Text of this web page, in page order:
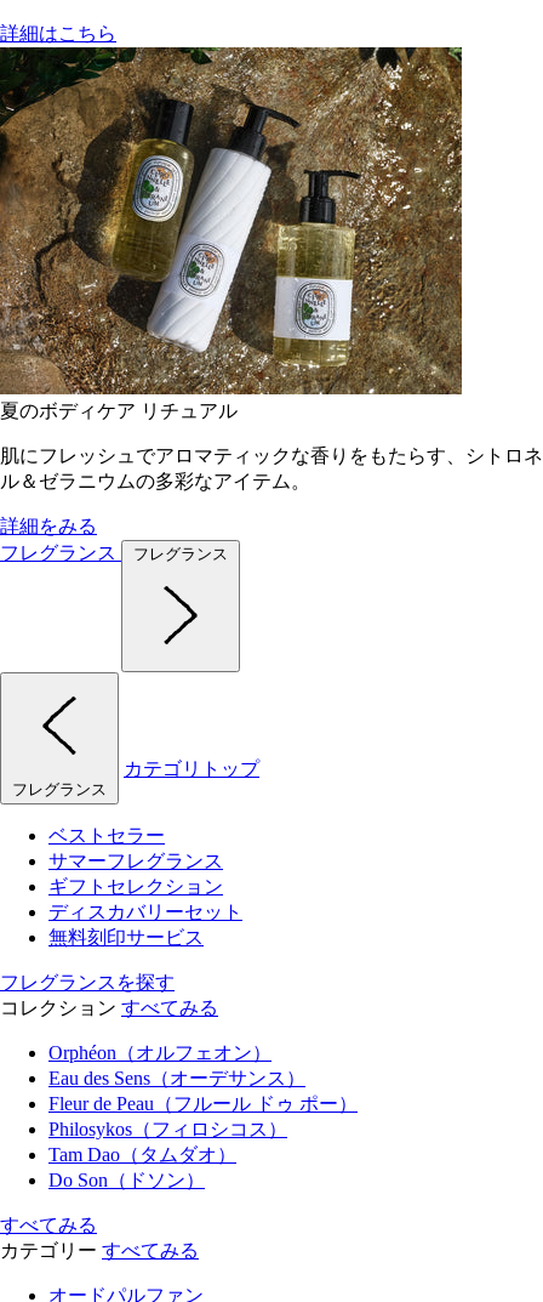
詳細はこちら
夏のボディケア リチュアル
肌にフレッシュでアロマティックな香りをもたらす、シトロネ
ル＆ゼラニウムの多彩なアイテム。
詳細をみる
フレグランス
フレグランス
フレグランス
カテゴリトップ
ベストセラー
サマーフレグランス
ギフトセレクション
ディスカバリーセット
無料刻印サービス
フレグランスを探す
コレクション すべてみる
Orphéon（オルフェオン）
Eau des Sens（オーデサンス）
Fleur de Peau（フルール ドゥ ポー）
Philosykos（フィロシコス）
Tam Dao（タムダオ）
Do Son（ドソン）
すべてみる
カテゴリー すべてみる
オードパルファン